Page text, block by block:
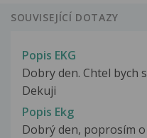
SOUVISEJÍCÍ DOTAZY
Popis EKG
Dobry den. Chtel bych
Dekuji
Popis Ekg
Dobrý den, poprosím